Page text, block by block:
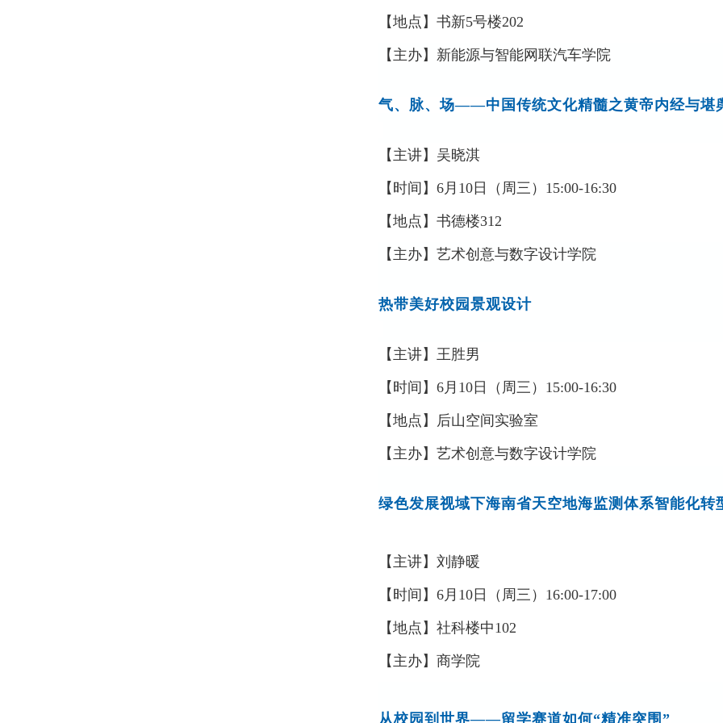
【地点】书新5号楼202
【主办】 新能源与智能网联汽车学院
气、脉、场——中国传统文化精髓之黄帝内经与堪
【主讲】 吴晓淇
【时间】6月 10 日（周三 ） 15:00-16:30
【地点】书德楼312
【主办】艺术创意与数字设计学院
热带美好校园景观设计
【主讲】王胜男
【时间】6月 10 日（周三 ） 15:00-16:30
【地点】 后山空间实验室
【主办】艺术创意与数字设计学院
绿色发展视域下海南省天空地海监测体系智能化转
【主讲】刘静暖
【时间】6月 10 日（周三） 16:00-17:00
【地点】社科楼中102
【主办】商学院
从校园到世界——留学赛道如何“精准突围”